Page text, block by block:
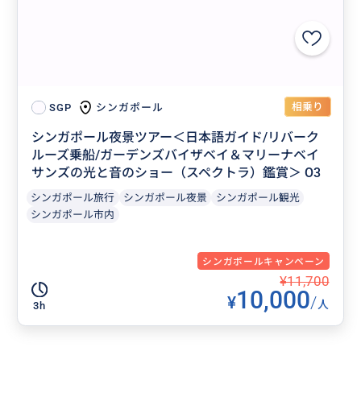
SGP シンガポール 相乗り
シンガポール夜景ツアー＜日本語ガイド/リバーク
ルーズ乗船/ガーデンズバイザベイ＆マリーナベイ
サンズの光と音のショー（スペクトラ）鑑賞＞ O3
シンガポール旅行 シンガポール夜景
シンガポール観光
シンガポール市内
シンガポールキャンペーン
3h
¥11,700
¥10,000/人